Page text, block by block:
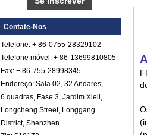
Contate-Nos
Telefone: + 86-0755-28329102
Telefone móvel: + 86-13699810805
Fax: + 86-755-28998345
Endereço: Sala 02, 32 Andares,
6 quadras, Fase 3, Jardim Xieli,
Longcheng Street, Longgang
District, Shenzhen
lisa gelada
em fibra reforçada
com fibra de vidro
com fibra de cor
Painéis isolados
exteriores pretos do
GRP FRP do preto
da espessura de
Comstom para a